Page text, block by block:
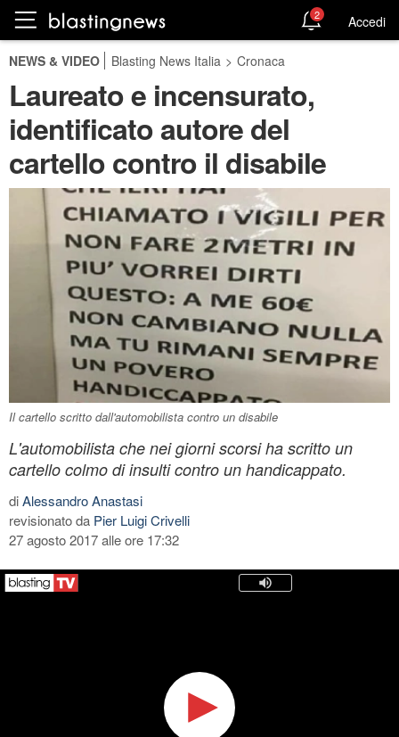
2 Accedi
NEWS & VIDEO Blasting News Italia > Cronaca
Laureato e incensurato,
identificato autore del
cartello contro il disabile
Il cartello scritto dall'automobilista contro un disabile
L'automobilista che nei giorni scorsi ha scritto un
cartello colmo di insulti contro un handicappato.
diAlessandro Anastasi
revisionato da Pier Luigi Crivelli
27 agosto 2017 alle ore 17:32